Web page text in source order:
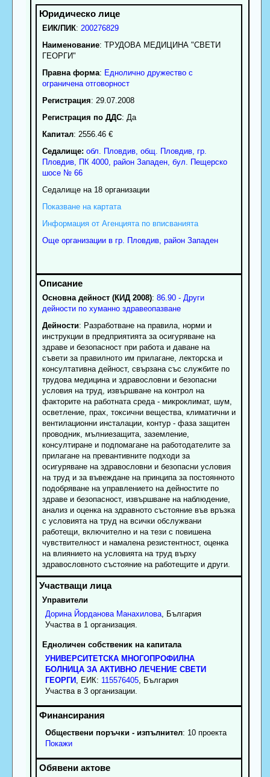
ЕИК/ПИК: 200276829
Наименование: ТРУДОВА МЕДИЦИНА "СВЕТИ
ГЕОРГИ"
Правна форма: Еднолично дружество с
ограничена отговорност
Регистрация: 29.07.2008
Регистрация по ДДС: Да
Капитал: 2556.46 €
Седалище: обл. Пловдив, общ. Пловдив, гр.
Пловдив, ПК 4000, район Западен, бул. Пещерско
шосе № 66
Седалище на 18 организации
Показване на картата
Информация от Агенцията по вписванията
Още организации в гр. Пловдив, район Западен
Основна дейност (КИД 2008): 86.90 - Други
дейности по хуманно здравеопазване
Дейности: Разработване на правила, норми и
инструкции в предприятията за осигуряване на
здраве и безопасност при работа и даване на
съвети за правилното им прилагане, лекторска и
консултативна дейност, свързана със службите по
трудова медицина и здравословни и безопасни
условия на труд, извършване на контрол на
факторите на работната среда - микроклимат, шум,
осветление, прах, токсични вещества, климатични и
вентилационни инсталации, контур - фаза защитен
проводник, мълниезащита, заземление,
консултиране и подпомагане на работодателите за
прилагане на превантивните подходи за
осигуряване на здравословни и безопасни условия
на труд и за въвеждане на принципа за постоянното
подобряване на управлението на дейностите по
здраве и безопасност, извършване на наблюдение,
анализ и оценка на здравното състояние във връзка
с условията на труд на всички обслужвани
работещи, включително и на тези с повишена
чувствителност и намалена резистентност, оценка
на влиянието на условията на труд върху
здравословното състояние на работещите и други.
Управители
Дорина Йорданова Манахилова, България
Участва в 1 организация.
Едноличен собственик на капитала
УНИВЕРСИТЕТСКА МНОГОПРОФИЛНА
БОЛНИЦА ЗА АКТИВНО ЛЕЧЕНИЕ СВЕТИ
ГЕОРГИ , ЕИК: 115576405, България
Участва в 3 организации.
Обществени поръчки - изпълнител: 10 проекта
Покажи